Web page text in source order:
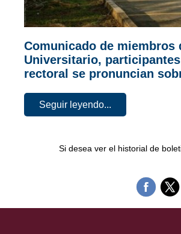
Comunicado de miembros
Universitario,
rectoral se pronuncian
Seguir leyendo...
Si desea ver el historial de